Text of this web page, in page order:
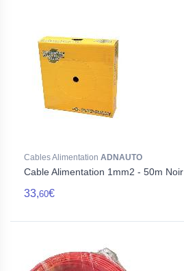
Cables Alimentation ADNAUTO
Cable Alimentation 1mm2 - 50m Noir
33,60€